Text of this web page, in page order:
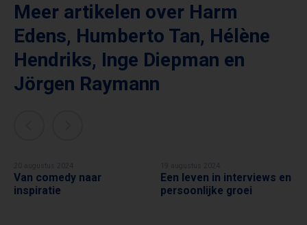
Meer artikelen over Harm
Edens, Humberto Tan, Hélène
Hendriks, Inge Diepman en
Jörgen Raymann
JÖRGEN RAYMANN
Van comedy naar
inspiratie
INGE DIEPMAN
Een leven in interviews en
persoonlijke groei